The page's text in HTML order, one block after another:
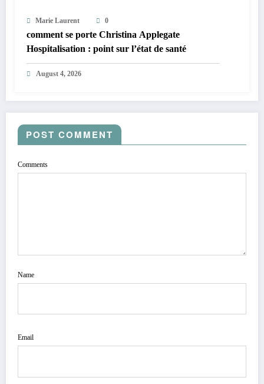
Marie Laurent 0
comment se porte Christina Applegate
Hospitalisation : point sur l’état de santé
August 4, 2026
POST COMMENT
Comments
Name
Email